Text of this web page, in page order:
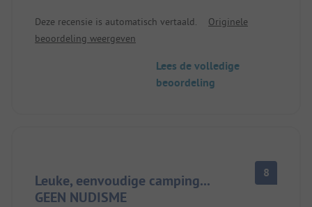
Krka. Ca. 3 km naar de ingang van het park. Ter
plaatse wordt een eendaagse rondleiding door het
Deze recensie is automatisch vertaald.
Originele
beoordeling weergeven
Lees de volledige
beoordeling
Leuke, eenvoudige camping...
GEEN NUDISME
8